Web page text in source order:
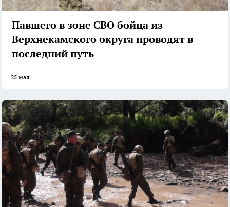
Павшего в зоне СВО бойца из
Верхнекамского округа проводят в
последний путь
25 мая